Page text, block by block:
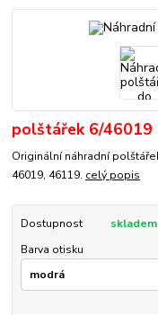
polštářek 6/46019
Originální náhradní
46019, 46119. celý popis
Dostupnost
Barva otisku